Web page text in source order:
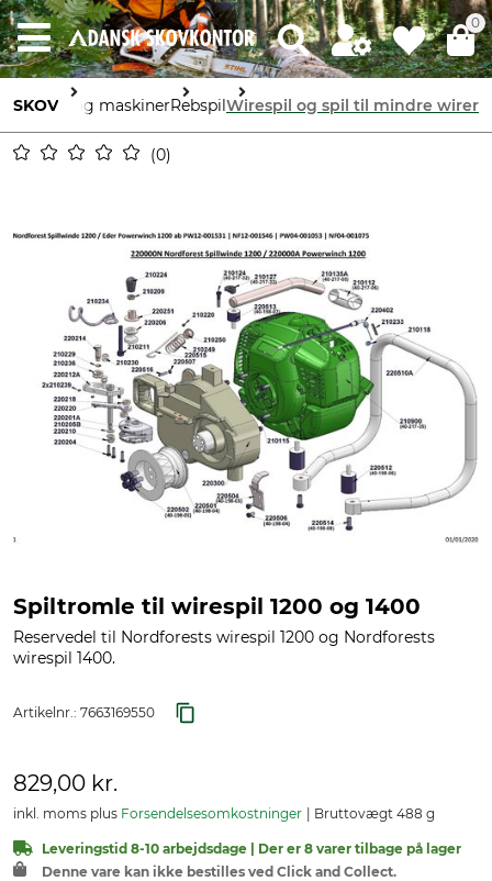
0
SKOV
Enheder og maskinerRebspilWirespil og spil til mindre wirer
0
Spiltromle til wirespil 1200 og 1400
Reservedel til Nordforests wirespil 1200 og Nordforests
wirespil 1400.
Artikelnr.: 7663169550
829,00 kr.
inkl. moms plus Forsendelsesomkostninger Bruttovægt 488 g
Leveringstid 8-10 arbejdsdage | Der er 8 varer tilbage på lager
Denne vare kan ikke bestilles ved Click and Collect.